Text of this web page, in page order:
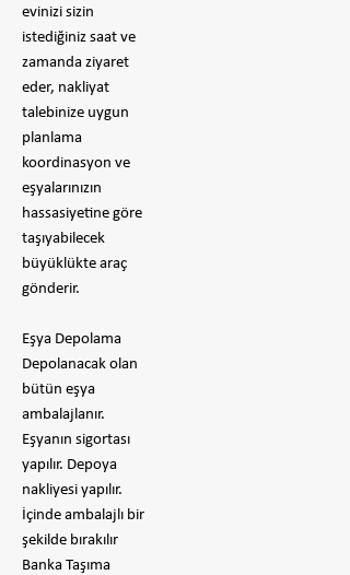
evinizi sizin
istediğiniz saat ve
zamanda ziyaret
eder, nakliyat
talebinize uygun
planlama
koordinasyon ve
eşyalarınızın
hassasiyetine göre
taşıyabilecek
büyüklükte araç
gönderir.
Eşya Depolama
Depolanacak olan
bütün eşya
ambalajlanır.
Eşyanın sigortası
yapılır. Depoya
nakliyesi yapılır.
İçinde ambalajlı bir
şekilde bırakılır
​Banka Taşıma